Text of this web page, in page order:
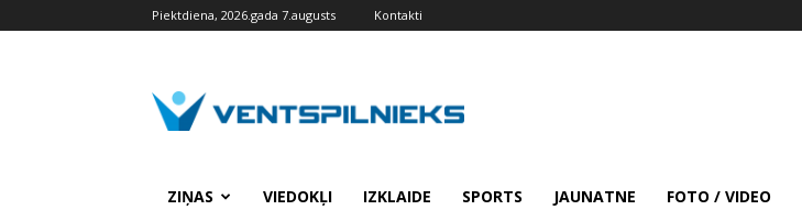
Piektdiena, 2026.gada 7.augusts Kontakti
ZIŅAS VIEDOKĻI IZKLAIDE SPORTS JAUNATNE FOTO / VIDEO